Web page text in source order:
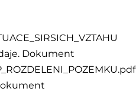
Dokument